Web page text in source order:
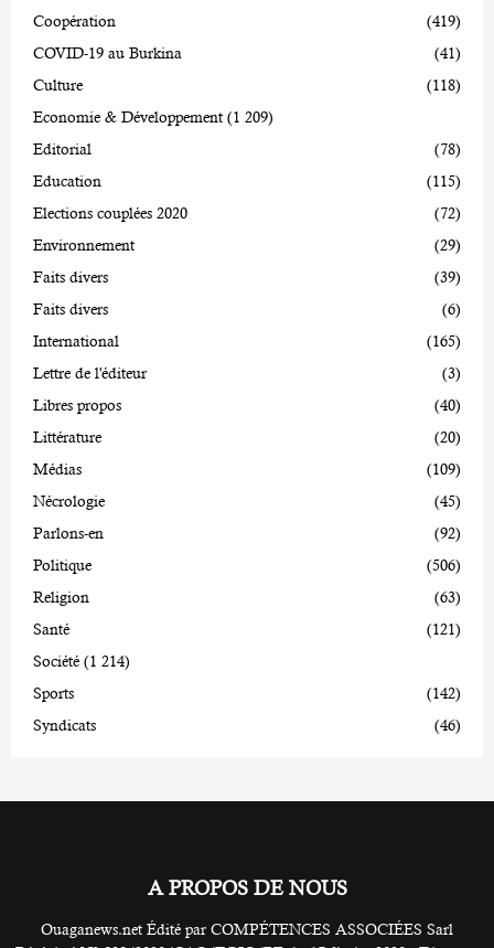
Coopération
(419)
COVID-19 au Burkina
(41)
Culture
(118)
Economie & Développement (1 209)
Editorial
(78)
Education
(115)
Elections couplées 2020
(72)
Environnement
(29)
Faits divers
(39)
Faits divers
(6)
International
(165)
Lettre de l'éditeur
(3)
Libres propos
(40)
Littérature
(20)
Médias
(109)
Nécrologie
(45)
Parlons-en
(92)
Politique
(506)
Religion
(63)
Santé
(121)
Société (1 214)
Sports
(142)
Syndicats
(46)
A PROPOS DE NOUS
Ouaganews.net Édité par COMPÉTENCES ASSOCIÉES Sarl